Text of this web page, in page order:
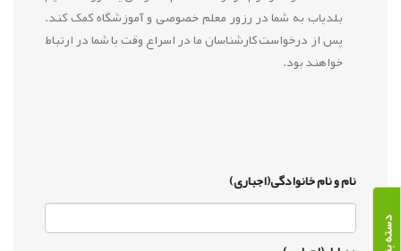
بلدیاب به شما در رزور معلم خصوصی و آموزشگاه کمک کند.
پس از درخواست کارشناسان ما در اسراع وقت با شما در ارتباط
خواهند بود.
نام و نام خانوادگی(اجباری)